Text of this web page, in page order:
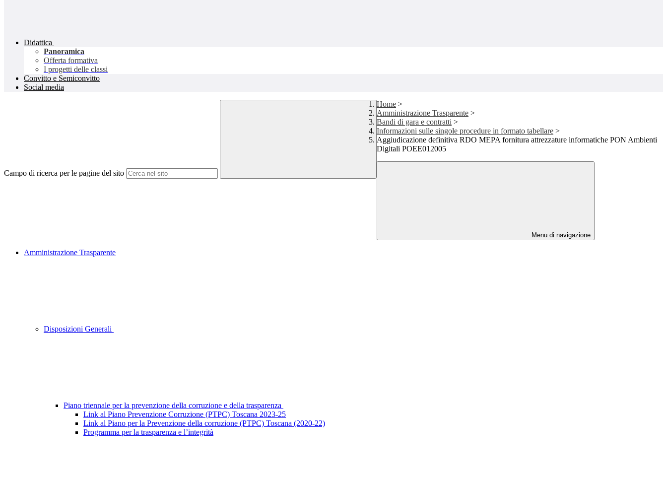
Didattica
Panoramica
Offerta formativa
I progetti delle classi
Convitto e Semiconvitto
Social media
Campo di ricerca per le pagine del sito
Home >
Amministrazione Trasparente >
Bandi di gara e contratti >
Informazioni sulle singole procedure in formato tabellare >
Aggiudicazione definitiva RDO MEPA fornitura attrezzature informatiche PON Ambienti
Digitali POEE012005
Menu di navigazione
Amministrazione Trasparente
Disposizioni Generali
Piano triennale per la prevenzione della corruzione e della trasparenza
Link al Piano Prevenzione Corruzione (PTPC) Toscana 2023-25
Link al Piano per la Prevenzione della corruzione (PTPC) Toscana (2020-22)
Programma per la trasparenza e l’integrità